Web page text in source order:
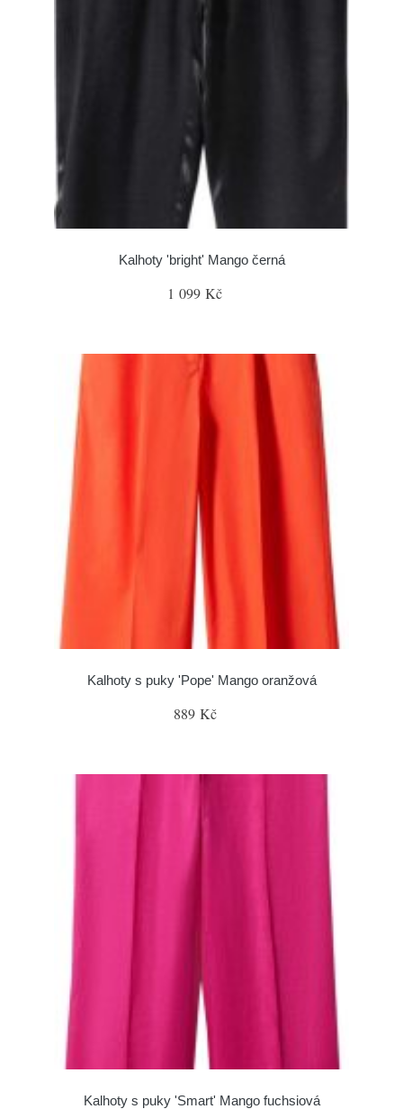
Kalhoty 'bright' Mango černá
1 099 Kč
Kalhoty s puky 'Pope' Mango oranžová
889 Kč
Kalhoty s puky 'Smart' Mango fuchsiová